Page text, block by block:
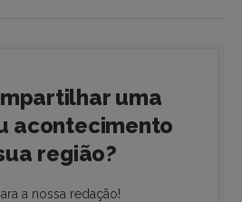
uma
acontecimento
região?
a nossa redação!